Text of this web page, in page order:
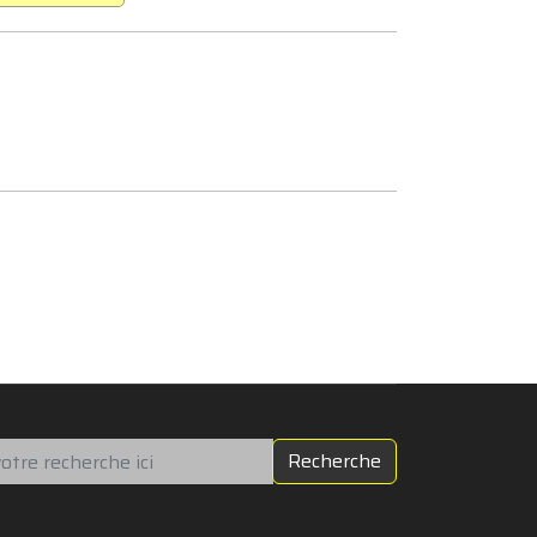
Recherche